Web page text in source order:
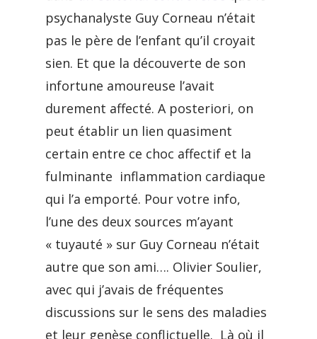
psychanalyste Guy Corneau n’était
pas le père de l’enfant qu’il croyait
sien. Et que la découverte de son
infortune amoureuse l’avait
durement affecté. A posteriori, on
peut établir un lien quasiment
certain entre ce choc affectif et la
fulminante inflammation cardiaque
qui l’a emporté. Pour votre info,
l’une des deux sources m’ayant
« tuyauté » sur Guy Corneau n’était
autre que son ami…. Olivier Soulier,
avec qui j’avais de fréquentes
discussions sur le sens des maladies
et leur genèse conflictuelle. Là où il